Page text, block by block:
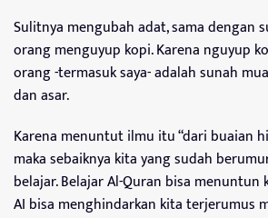
Sulitnya mengubah adat, sama dengan
orang menguyup kopi. Karena nguyup
orang -termasuk saya- adalah sunah
dan asar.
Karena menuntut ilmu itu “dari buaian
maka sebaiknya kita yang sudah
belajar. Belajar Al-Quran bisa menuntun
AI bisa menghindarkan kita terjerumus